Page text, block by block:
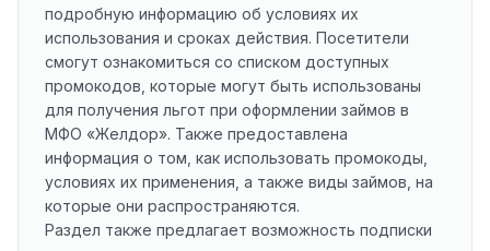
подробную информацию об условиях их
использования и сроках действия. Посетители
смогут ознакомиться со списком доступных
промокодов, которые могут быть использованы
для получения льгот при оформлении займов в
МФО «Желдор». Также предоставлена
информация о том, как использовать промокоды,
условиях их применения, а также виды займов, на
которые они распространяются.
Раздел также предлагает возможность подписки